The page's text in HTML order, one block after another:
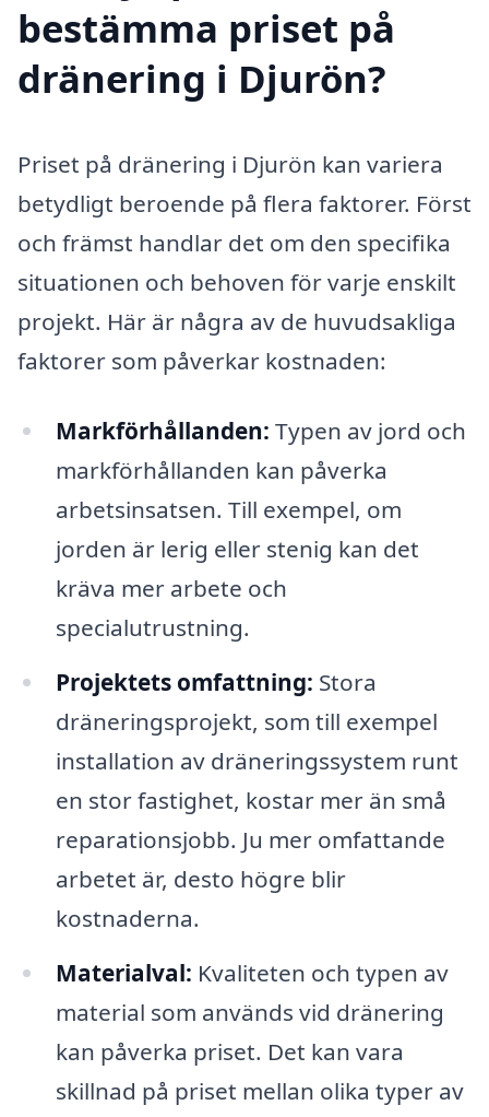
bestämma priset på
dränering i Djurön?
Priset på dränering i Djurön kan variera
betydligt beroende på flera faktorer. Först
och främst handlar det om den specifika
situationen och behoven för varje enskilt
projekt. Här är några av de huvudsakliga
faktorer som påverkar kostnaden:
Markförhållanden: Typen av jord och
markförhållanden kan påverka
arbetsinsatsen. Till exempel, om
jorden är lerig eller stenig kan det
kräva mer arbete och
specialutrustning.
Projektets omfattning: Stora
dräneringsprojekt, som till exempel
installation av dräneringssystem runt
en stor fastighet, kostar mer än små
reparationsjobb. Ju mer omfattande
arbetet är, desto högre blir
kostnaderna.
Materialval: Kvaliteten och typen av
material som används vid dränering
kan påverka priset. Det kan vara
skillnad på priset mellan olika typer av